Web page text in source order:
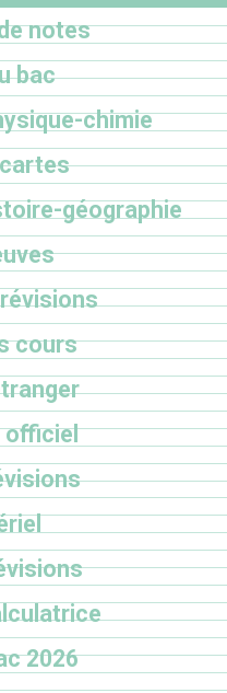
notes
bac
chimie
géographie
cours
officiel
2026